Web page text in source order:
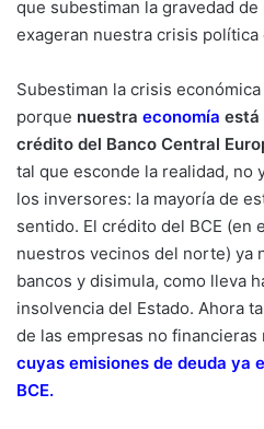
que subestiman la gravedad
exageran nuestra crisis
Subestiman la crisis económica
porque nuestra economía está
crédito del Banco Central
tal que esconde la realidad, no
los inversores: la mayoría de
sentido. El crédito del BCE (en
nuestros vecinos del norte) ya
bancos y disimula, como lleva
insolvencia del Estado. Ahora
de las empresas no financieras
cuyas emisiones de deuda ya
BCE.